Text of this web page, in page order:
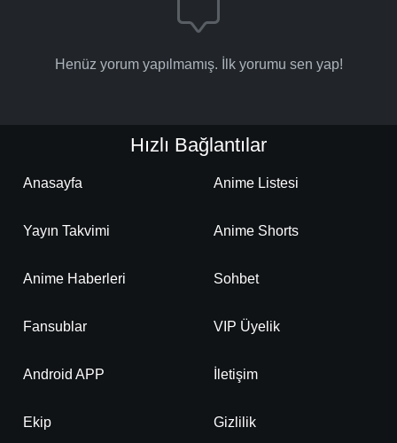
Henüz yorum yapılmamış. İlk yorumu sen yap!
Hızlı Bağlantılar
Anasayfa Anime Listesi
Yayın Takvimi Anime Shorts
Anime Haberleri Sohbet
Fansublar VIP Üyelik
Android APP İletişim
Ekip Gizlilik